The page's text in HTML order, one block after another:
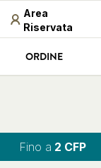
Area
Riservata
ORDINE
Fino a 2 CFP